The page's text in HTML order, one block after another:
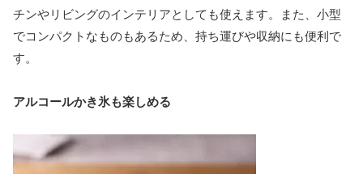
チンやリビングのインテリアとしても使えます。また、小型
でコンパクトなものもあるため、持ち運びや収納にも便利で
す。
アルコールかき氷も楽しめる